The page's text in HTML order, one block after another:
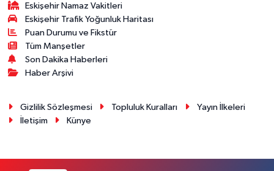
Eskişehir Namaz Vakitleri
Eskişehir Trafik Yoğunluk Haritası
Puan Durumu ve Fikstür
Tüm Manşetler
Son Dakika Haberleri
Haber Arşivi
Gizlilik Sözleşmesi Topluluk Kuralları
Yayın İlkeleri
İletişim
Künye